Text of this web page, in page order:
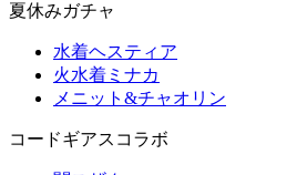
夏休みガチャ
水着ヘスティア
火水着ミナカ
メニット&チャオリン
コードギアスコラボ